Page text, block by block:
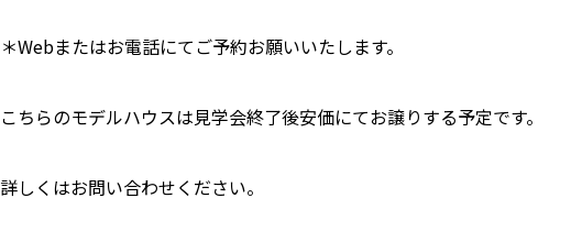
＊Webまたはお電話にてご予約お願いいたします。
こちらのモデルハウスは見学会終了後安価にてお譲りする予定です。
詳しくはお問い合わせください。